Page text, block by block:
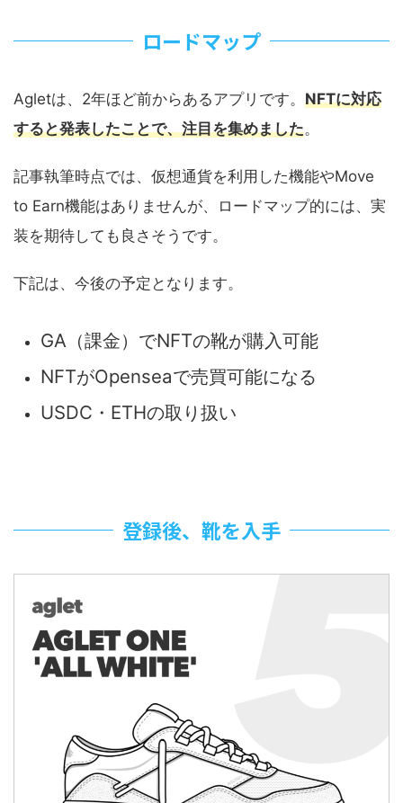
ロードマップ
Agletは、2年ほど前からあるアプリです。 NFTに対応
すると発表したことで、注目を集めました。
記事執筆時点では、仮想通貨を利用した機能やMove
to Earn機能はありませんが、ロードマップ的には、実
装を期待しても良さそうです。
下記は、今後の予定となります。
GA（課金）でNFTの靴が購入可能
NFTがOpenseaで売買可能になる
USDC・ETHの取り扱い
登録後、靴を入手